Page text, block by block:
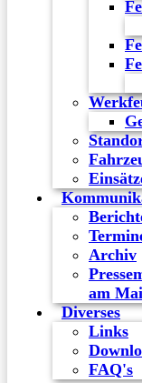
Archiv
am
Diverses
Links
FAQ's